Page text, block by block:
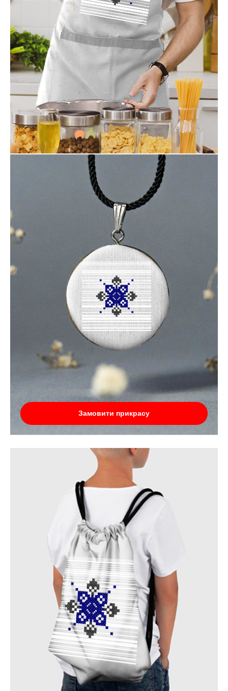
Замовити прикрасу